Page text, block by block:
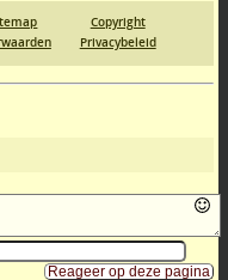
Copyright
Privacybeleid